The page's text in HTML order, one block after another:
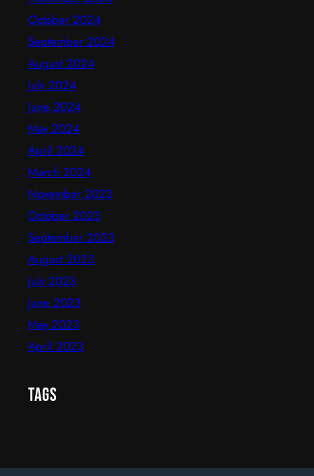
October 2024
September 2024
August 2024
July 2024
June 2024
May 2024
April 2024
March 2024
November 2023
October 2023
September 2023
August 2023
July 2023
June 2023
May 2023
April 2023
Tags